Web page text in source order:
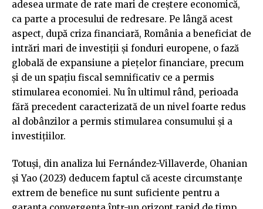
adesea urmate de rate mari de creștere economică,
ca parte a procesului de redresare. Pe lângă acest
aspect, după criza financiară, România a beneficiat de
intrări mari de investiții și fonduri europene, o fază
globală de expansiune a piețelor financiare, precum
și de un spațiu fiscal semnificativ ce a permis
stimularea economiei. Nu în ultimul rând, perioada
fără precedent caracterizată de un nivel foarte redus
al dobânzilor a permis stimularea consumului și a
investițiilor.
Totuși, din analiza lui Fernández-Villaverde, Ohanian
și Yao (2023) deducem faptul că aceste circumstanțe
extrem de benefice nu sunt suficiente pentru a